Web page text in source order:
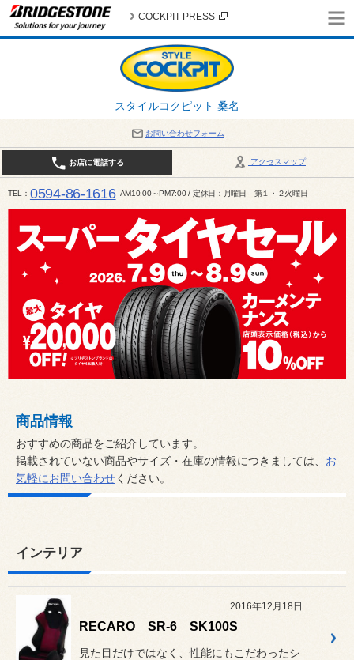
スタイルコクピット 桑名
COCKPIT PRESS
お問い合わせフォーム
アクセスマップ
お店に電話する
TEL 0594-86-1616 AM10:00～PM7:00 / 定休日：月曜日 第１・２火曜日
商品情報
おすすめの商品をご紹介しています。
掲載されていない商品やサイズ・在庫の情報につきましては、 お
気軽にお問い合わせください。
インテリア
2016年12月18日
RECARO SR-6 SK100S
見た目だけではなく、性能にもこだわったシ